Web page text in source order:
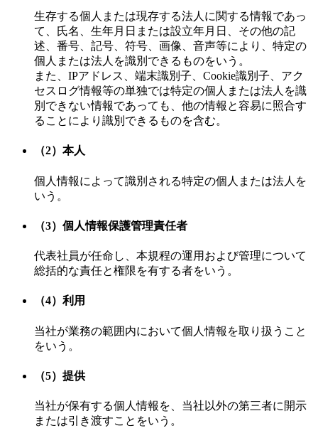
生存する個人または現存する法人に関する情報であっ
て、氏名、生年月日または設立年月日、その他の記
述、番号、記号、符号、画像、音声等により、特定の
個人または法人を識別できるものをいう。
また、IPアドレス、端末識別子、Cookie識別子、アク
セスログ情報等の単独では特定の個人または法人を識
別できない情報であっても、他の情報と容易に照合す
ることにより識別できるものを含む。
（2）本人
個人情報によって識別される特定の個人または法人を
いう。
（3）個人情報保護管理責任者
代表社員が任命し、本規程の運用および管理について
総括的な責任と権限を有する者をいう。
（4）利用
当社が業務の範囲内において個人情報を取り扱うこと
をいう。
（5）提供
当社が保有する個人情報を、当社以外の第三者に開示
または引き渡すことをいう。